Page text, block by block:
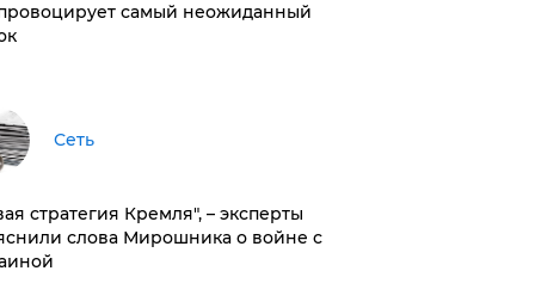
самый неожиданный
Сеть
стратегия Кремля", – эксперты
слова Мирошника о войне с